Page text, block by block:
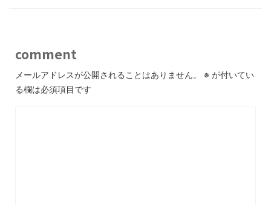
comment
メールアドレスが公開されることはありません。 ※ が付いてい
る欄は必須項目です